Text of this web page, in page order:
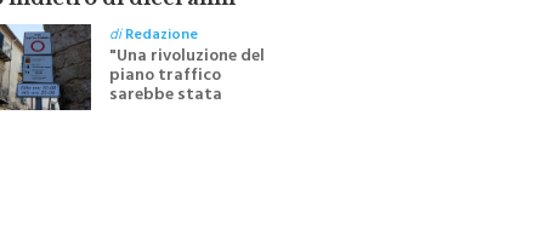
diRedazione
"Una rivoluzione del
piano traffico
sarebbe stata
efficace se preceduta